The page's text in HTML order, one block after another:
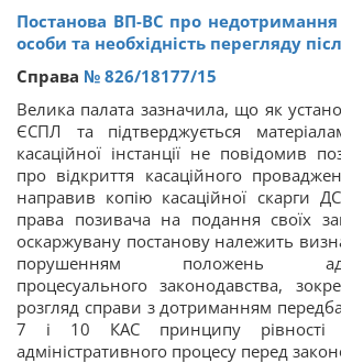
Постанова ВП-ВС про
особи та необхідність перегляду
Справа № 826/18177/15
Велика палата зазначила, що як
ЄСПЛ та підтверджується
касаційної інстанції не повідомив
про відкриття касаційного
направив копію касаційної скарги
права позивача на подання своїх
оскаржувану постанову належить
порушенням положень
процесуального законодавства,
розгляд справи з дотриманням
7 і 10 КАС принципу рівності
адміністративного процесу перед